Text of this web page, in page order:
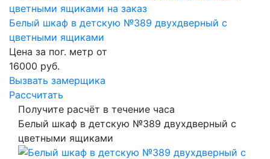
Белый шкаф в детскую №389 двухдверный с
цветными ящиками
Цена за пог. метр от
16000 руб.
Вызвать замерщика
Рассчитать
Получите расчёт в течение часа
Белый шкаф в детскую №389 двухдверный с
цветными ящиками